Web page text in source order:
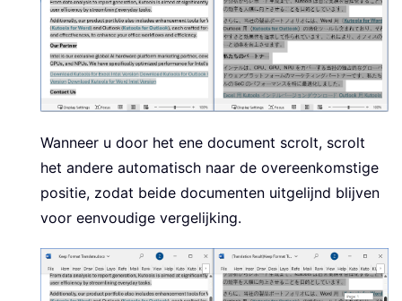
Wanneer u door het ene document scrolt, scrolt
het andere automatisch naar de overeenkomstige
positie, zodat beide documenten uitgelijnd blijven
voor eenvoudige vergelijking.